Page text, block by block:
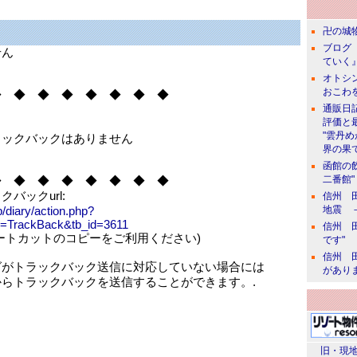
◆ ◆ ◆ ◆ ◆ ◆ ◆
クバックはありません
◆ ◆ ◆ ◆ ◆ ◆ ◆
バックurl:
diary/action.php?
トカットのコピーをご利用ください)
トラックバック送信に対応していない場合には
トラックバックを送信することができます。.
卍の城
ブログ
ていく
オトシ
おこわ
通販日
評価と
"雲丹
界の果
函館の
二番館"
信州
地震
信州
です"
信州
があり
旧・現